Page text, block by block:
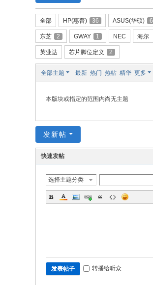
晨
电
脑
维
修
全部 HP(惠普) 36 ASUS(华硕) 6
东芝 2 GWAY 1 NEC 海尔
英业达 芯片脚位定义 2
全部主题 最新 热门 热帖 精华 更多
本版块或指定的范围内尚无主题
发新帖
快速发帖
选择主题分类
发表帖子 转播给听众